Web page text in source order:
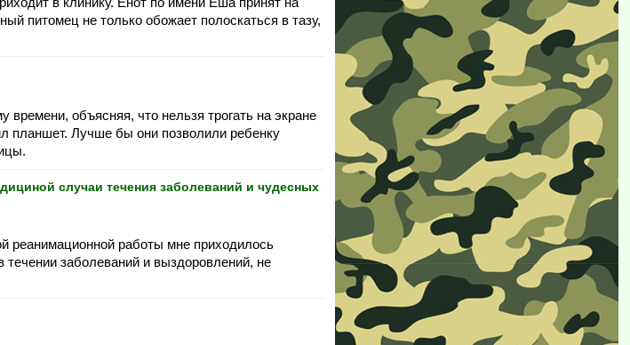
питомец не только обожает полоскаться в тазу,
времени, объясняя, что нельзя трогать на экране
планшет. Лучше бы они позволили ребенку
случаи течения заболеваний и чудесных
реанимационной работы мне приходилось
течении заболеваний и выздоровлений, не